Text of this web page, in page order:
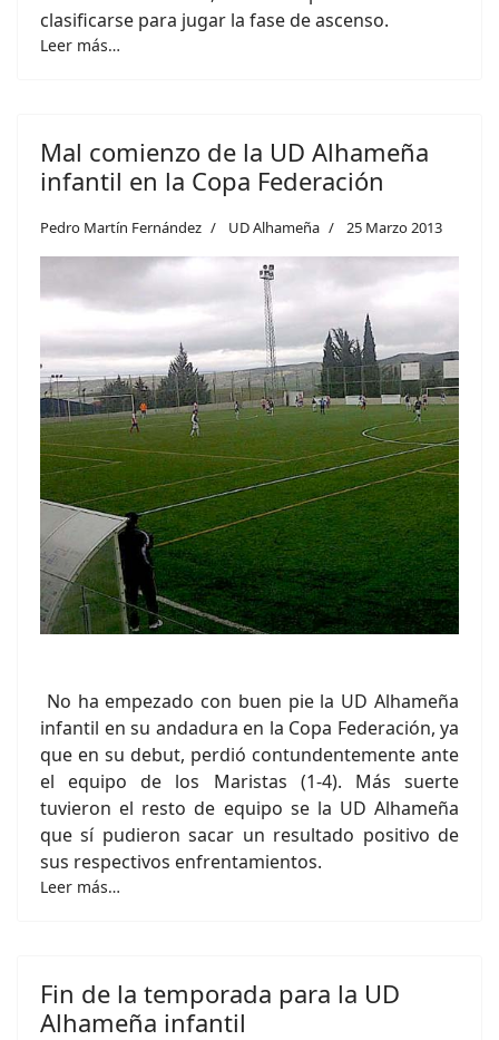
clasificarse para jugar la fase de ascenso.
Leer más…
Mal comienzo de la UD Alhameña
infantil en la Copa Federación
Pedro Martín Fernández UD Alhameña 25 Marzo 2013
No ha empezado con buen pie la UD Alhameña
infantil en su andadura en la Copa Federación, ya
que en su debut, perdió contundentemente ante
el equipo de los Maristas (1-4). Más suerte
tuvieron el resto de equipo se la UD Alhameña
que sí pudieron sacar un resultado positivo de
sus respectivos enfrentamientos.
Leer más…
Fin de la temporada para la UD
Alhameña infantil